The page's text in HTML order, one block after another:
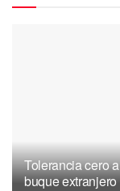
Tolerancia cero
buque extranjero